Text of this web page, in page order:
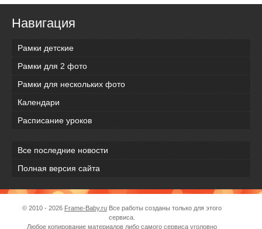
Навигация
Рамки детские
Рамки для 2 фото
Рамки для нескольких фото
Календари
Расписание уроков
Все последние новости
Полная версия сайта
© 2010 - 2026 Frame-Baby.ru Все работы созданы только для этого
сервиса.
Любое копирование материалов либо самого сервиса уголовно